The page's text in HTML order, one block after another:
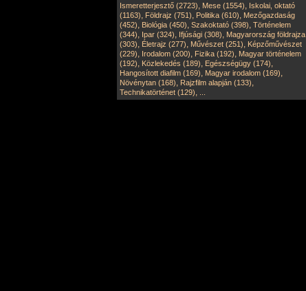
Ismeretterjesztő (2723), Mese (1554), Iskolai, oktató
(1163), Földrajz (751), Politika (610), Mezőgazdaság
(452), Biológia (450), Szakoktató (398), Történelem
(344), Ipar (324), Ifjúsági (308), Magyarország földrajza
(303), Életrajz (277), Művészet (251), Képzőművészet
(229), Irodalom (200), Fizika (192), Magyar történelem
(192), Közlekedés (189), Egészségügy (174),
Hangosított diafilm (169), Magyar irodalom (169),
Növénytan (168), Rajzfilm alapján (133),
Technikatörténet (129),